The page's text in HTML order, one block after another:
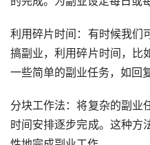
利用碎片时间：有时候我们
搞副业，利用碎片时间，比
一些简单的副业任务，如回
分块工作法：将复杂的副业
时间安排逐步完成。这种方